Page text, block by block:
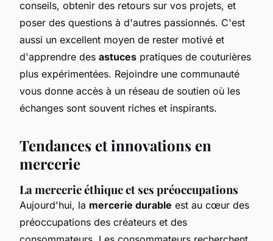
conseils, obtenir des retours sur vos projets, et
poser des questions à d'autres passionnés. C'est
aussi un excellent moyen de rester motivé et
d'apprendre des astuces pratiques de couturières
plus expérimentées. Rejoindre une communauté
vous donne accès à un réseau de soutien où les
échanges sont souvent riches et inspirants.
Tendances et innovations en
mercerie
La mercerie éthique et ses préoccupations
Aujourd'hui, la mercerie durable est au cœur des
préoccupations des créateurs et des